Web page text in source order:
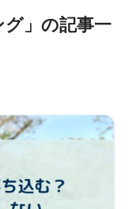
グ」の記事一